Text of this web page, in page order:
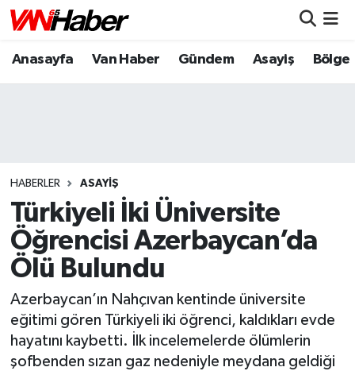
Anasayfa Van Haber Gündem Asayiş Bölge
HABERLER ASAYIŞ
Türkiyeli İki Üniversite
Öğrencisi Azerbaycan’da
Ölü Bulundu
Azerbaycan’ın Nahçıvan kentinde üniversite
eğitimi gören Türkiyeli iki öğrenci, kaldıkları evde
hayatını kaybetti. İlk incelemelerde ölümlerin
şofbenden sızan gaz nedeniyle meydana geldiği
Nöbetçi Eczaneler
Puan Durumu ve Fikstür
Tüm Manşetler
Son Dakika Haberleri
Haber Arşivi